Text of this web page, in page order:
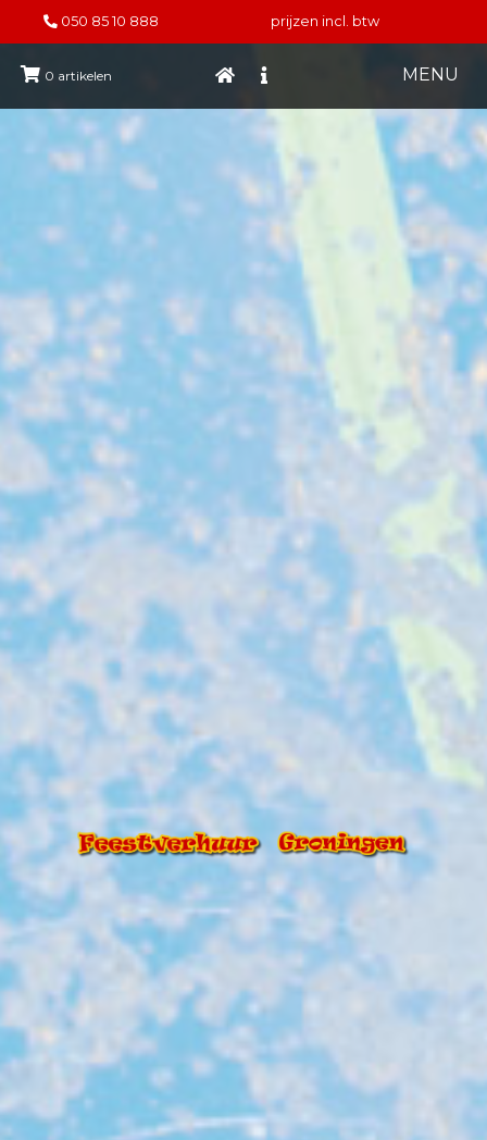
050 85 10 888 prijzen incl. btw
0 artikelen MENU